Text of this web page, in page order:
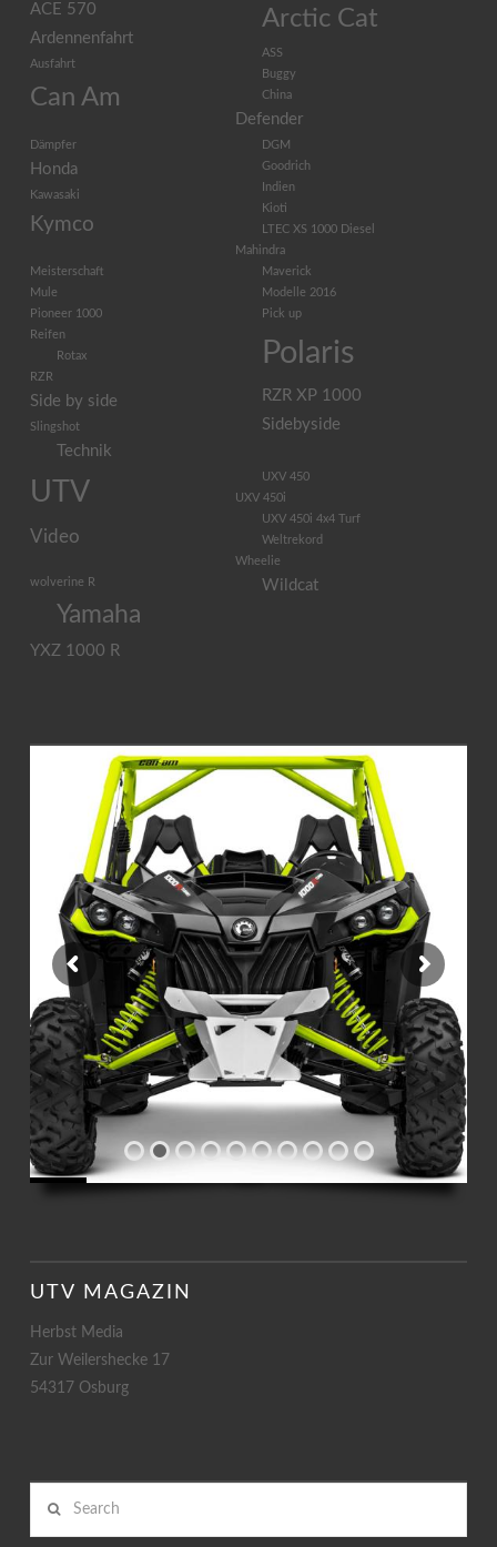
ACE 570 Arctic Cat
Ardennenfahrt
ASS
Ausfahrt
Buggy
Can Am China
Defender
DGM
Dämpfer
Goodrich
Honda
Indien
Kawasaki
Kioti
Kymco
LTEC XS 1000 Diesel
Mahindra
Maverick
Meisterschaft
Modelle 2016
Mule
Pick up
Pioneer 1000
Polaris
Reifen
Rotax
RZR
RZR XP 1000
Side by side
Sidebyside
Slingshot
Technik
UTV
UXV 450
UXV 450i
UXV 450i 4x4 Turf
Video
Weltrekord
Wheelie
Wildcat
wolverine R
Yamaha
YXZ 1000 R
UTV MAGAZIN
Herbst Media
Zur Weilershecke 17
54317 Osburg